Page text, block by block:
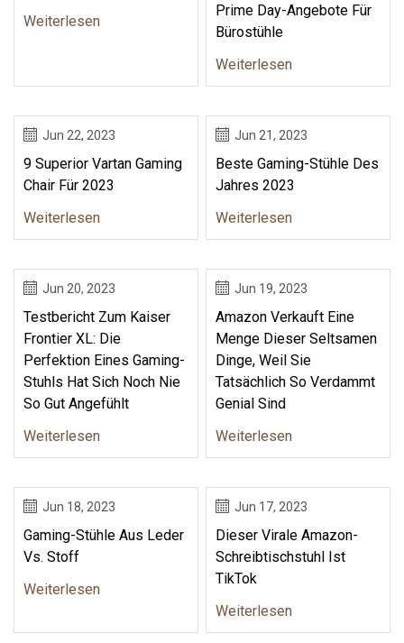
Weiterlesen
Prime Day-Angebote Für
Bürostühle
Weiterlesen
Jun 22, 2023
9 Superior Vartan Gaming
Chair Für 2023
Weiterlesen
Jun 21, 2023
Beste Gaming-Stühle Des
Jahres 2023
Weiterlesen
Jun 20, 2023
Testbericht Zum Kaiser
Frontier XL: Die
Perfektion Eines Gaming-
Stuhls Hat Sich Noch Nie
So Gut Angefühlt
Weiterlesen
Jun 19, 2023
Amazon Verkauft Eine
Menge Dieser Seltsamen
Dinge, Weil Sie
Tatsächlich So Verdammt
Genial Sind
Weiterlesen
Jun 18, 2023
Gaming-Stühle Aus Leder
Vs. Stoff
Weiterlesen
Jun 17, 2023
Dieser Virale Amazon-
Schreibtischstuhl Ist
TikTok
Weiterlesen